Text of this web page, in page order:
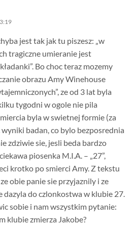
jest tak jak tu piszesz: „w
tragiczne umieranie jest
Bo choc teraz mozemy
obrazu Amy Winehouse
ze od 3 lat byla
tygodni w ogole nie pila
byla w swietnej formie (za
badan, co bylo bezposrednia
zdziwie sie, jesli beda bardzo
piosenka M.I.A. – „27”,
krotko po smierci Amy. Z tekstu
obie panie sie przyjaznily i ze
dazyla do czlonkostwa w klubie 27.
sobie i nam wszystkim pytanie:
klubie zmierza Jakobe?